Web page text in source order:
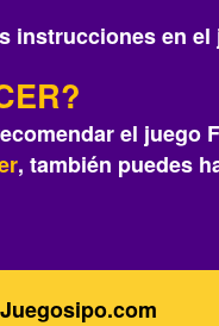
instrucciones en el
el juego
, también puedes